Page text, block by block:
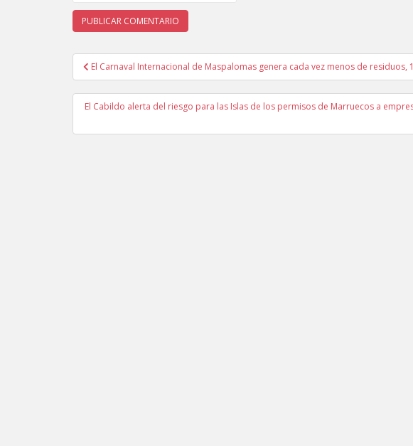
Navegación de entradas
El Carnaval Internacional de Maspalomas genera cada vez menos de
El Cabildo alerta del riesgo para las Islas de los permisos de Marruecos a